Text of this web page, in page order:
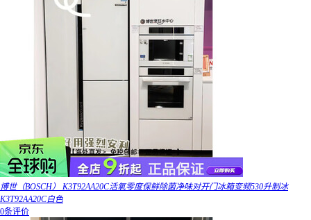
博世（BOSCH） K3T92AA20C活氧零度保鲜除菌净味对开门冰箱变频530升制冰
K3T92AA20C白色
0条评价